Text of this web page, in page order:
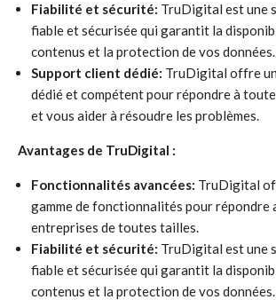
Fiabilité et sécurité: TruDigital est une
fiable et sécurisée qui garantit la
contenus et la protection de vos données.
Support client dédié: TruDigital offre
dédié et compétent pour répondre à
et vous aider à résoudre les problèmes.
Avantages de TruDigital :
Fonctionnalités avancées: TruDigital
gamme de fonctionnalités pour répondre
entreprises de toutes tailles.
Fiabilité et sécurité: TruDigital est une
fiable et sécurisée qui garantit la
contenus et la protection de vos données.